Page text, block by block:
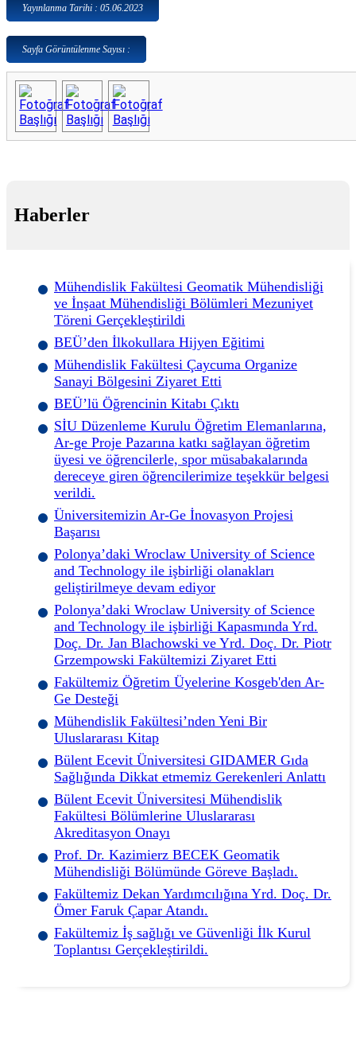
Yayınlanma Tarihi : 05.06.2023
Sayfa Görüntülenme Sayısı :
Haberler
Mühendislik Fakültesi Geomatik Mühendisliği
ve İnşaat Mühendisliği Bölümleri Mezuniyet
Töreni Gerçekleştirildi
BEÜ’den İlkokullara Hijyen Eğitimi
Mühendislik Fakültesi Çaycuma Organize
Sanayi Bölgesini Ziyaret Etti
BEÜ’lü Öğrencinin Kitabı Çıktı
SİU Düzenleme Kurulu Öğretim Elemanlarına,
Ar-ge Proje Pazarına katkı sağlayan öğretim
üyesi ve öğrencilerle, spor müsabakalarında
dereceye giren öğrencilerimize teşekkür belgesi
verildi.
Üniversitemizin Ar-Ge İnovasyon Projesi
Başarısı
Polonya’daki Wroclaw University of Science
and Technology ile işbirliği olanakları
geliştirilmeye devam ediyor
Polonya’daki Wroclaw University of Science
and Technology ile işbirliği Kapasmında Yrd.
Doç. Dr. Jan Blachowski ve Yrd. Doç. Dr. Piotr
Grzempowski Fakültemizi Ziyaret Etti
Fakültemiz Öğretim Üyelerine Kosgeb'den Ar-
Ge Desteği
Mühendislik Fakültesi’nden Yeni Bir
Uluslararası Kitap
Bülent Ecevit Üniversitesi GIDAMER Gıda
Sağlığında Dikkat etmemiz Gerekenleri Anlattı
Bülent Ecevit Üniversitesi Mühendislik
Fakültesi Bölümlerine Uluslararası
Akreditasyon Onayı
Prof. Dr. Kazimierz BECEK Geomatik
Mühendisliği Bölümünde Göreve Başladı.
Fakültemiz Dekan Yardımcılığına Yrd. Doç. Dr.
Ömer Faruk Çapar Atandı.
Fakültemiz İş sağlığı ve Güvenliği İlk Kurul
Toplantısı Gerçekleştirildi.